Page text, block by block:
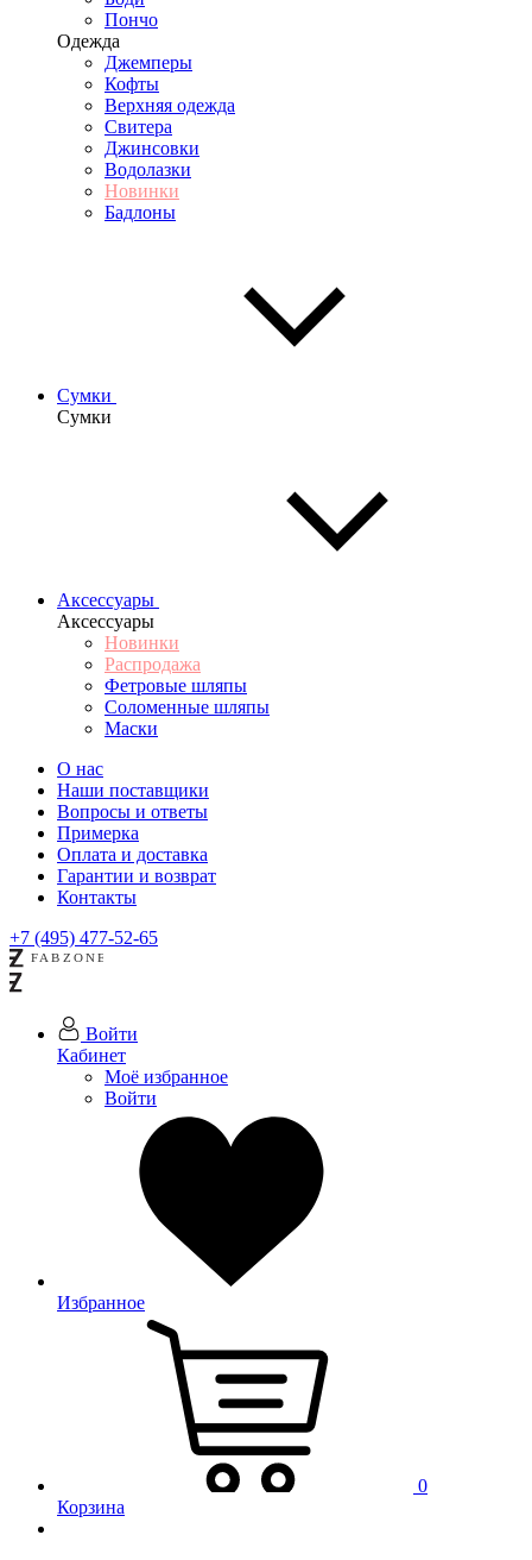
Пончо
Одежда
Джемперы
Кофты
Верхняя одежда
Свитера
Джинсовки
Водолазки
Новинки
Бадлоны
Сумки
Сумки
Аксессуары
Аксессуары
Новинки
Распродажа
Фетровые шляпы
Соломенные шляпы
Маски
О нас
Наши поставщики
Вопросы и ответы
Примерка
Оплата и доставка
Гарантии и возврат
Контакты
+7 (495) 477-52-65
Войти
Кабинет
Моё избранное
Войти
Избранное
0
Корзина